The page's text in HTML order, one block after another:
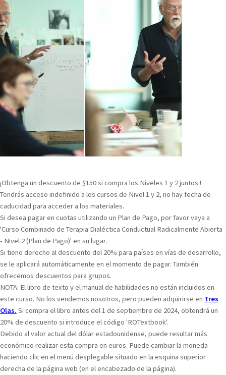
¡Obtenga un descuento de $150 si compra los Niveles 1 y 2 juntos !
Tendrás acceso indefinido a los cursos de Nivel 1 y 2, no hay fecha de
caducidad para acceder a los materiales.
Si desea pagar en cuotas utilizando un Plan de Pago, por favor vaya a
'Curso Combinado de Terapia Dialéctica Conductual Radicalmente Abierta
- Nivel 2 (Plan de Pago)' en su lugar.
Si tiene derecho al descuento del 20% para países en vías de desarrollo,
se le aplicará automáticamente en el momento de pagar. También
ofrecemos descuentos para grupos.
NOTA: El libro de texto y el manual de habilidades no están incluidos en
este curso. No los vendemos nosotros, pero pueden adquirirse en Tres
Olas. Si compra el libro antes del 1 de septiembre de 2024, obtendrá un
20% de descuento si introduce el código 'ROTextbook'.
Debido al valor actual del dólar estadounidense, puede resultar más
económico realizar esta compra en euros. Puede cambiar la moneda
haciendo clic en el menú desplegable situado en la esquina superior
derecha de la página web (en el encabezado de la página).